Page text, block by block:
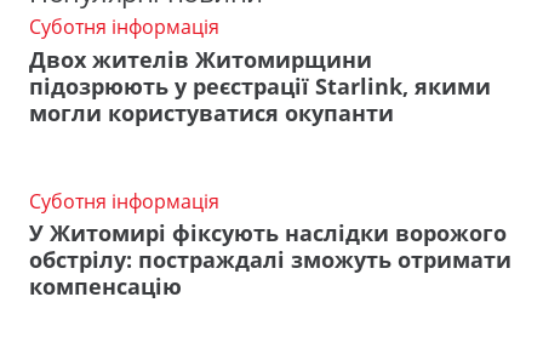
Суботня інформація
Двох жителів Житомирщини
підозрюють у реєстрації Starlink, якими
могли користуватися окупанти
Суботня інформація
У Житомирі фіксують наслідки ворожого
обстрілу: постраждалі зможуть отримати
компенсацію